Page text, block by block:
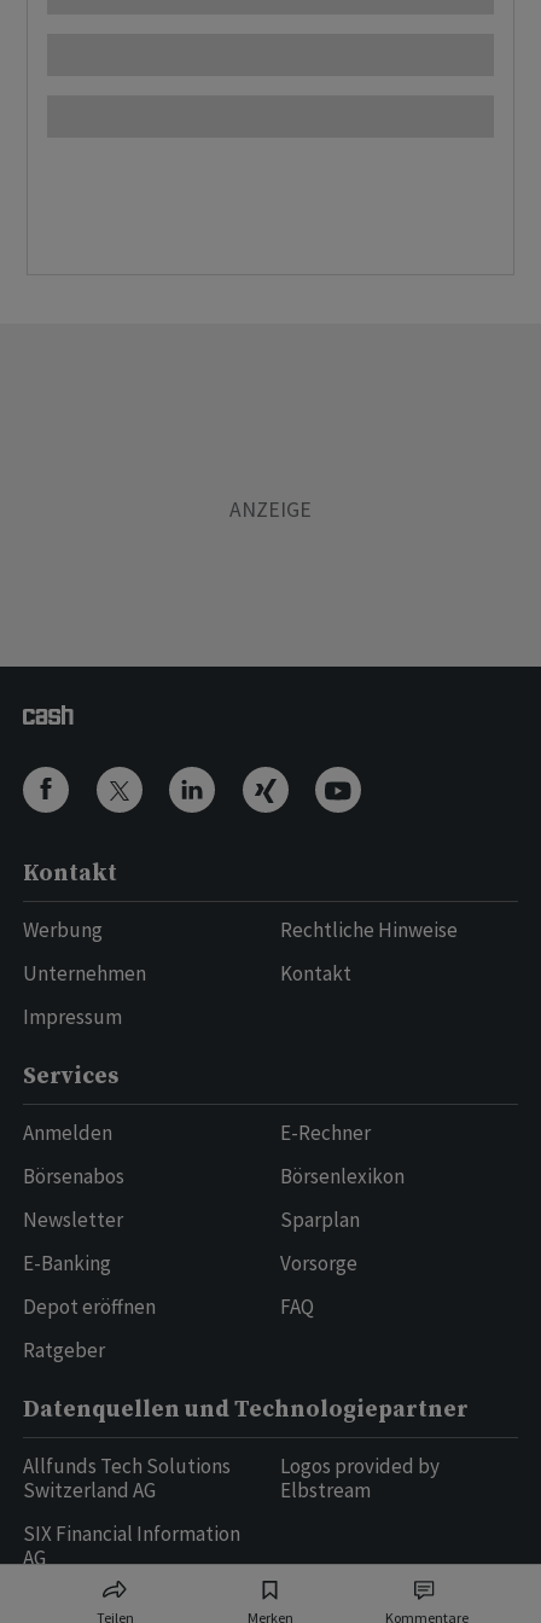
Teilen Merken Kommentare
Kontakt
Werbung
Unternehmen
Impressum
Rechtliche Hinweise
Kontakt
Services
Anmelden
Börsenabos
Newsletter
E-Banking
Depot eröffnen
Ratgeber
E-Rechner
Börsenlexikon
Sparplan
Vorsorge
FAQ
Datenquellen und Technologiepartner
Allfunds Tech Solutions
Switzerland AG
SIX Financial Information
AG
Logos provided by
Elbstream